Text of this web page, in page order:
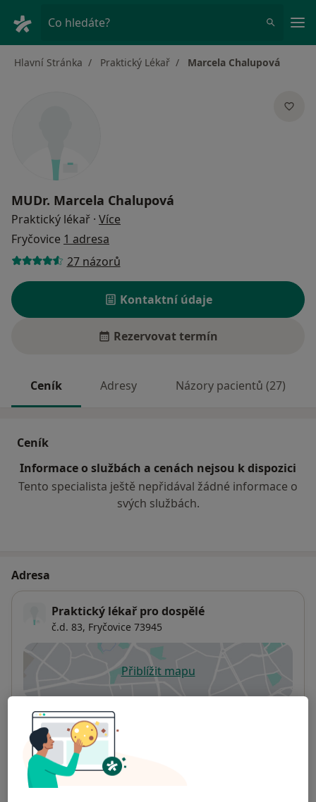
Co hledáte?
Hlavní Stránka Praktický Lékař Marcela Chalupová
MUDr. Marcela Chalupová
Praktický lékař · Více
Fryčovice 1 adresa
27 názorů
Kontaktní údaje
Rezervovat termín
Ceník Adresy Názory pacientů (27)
Ceník
Informace o službách a cenách nejsou k dispozici
Tento specialista ještě nepřidával žádné informace o
svých službách.
Adresa
Praktický lékař pro dospělé
č.d. 83, Fryčovice 73945
Přiblížit mapuse otevře v nové záložce
Dostupnost
Na této adrese online kalendář není aktivní
Co mám v takové situaci udělat?
Způsoby platby (soukromé návštěvy)